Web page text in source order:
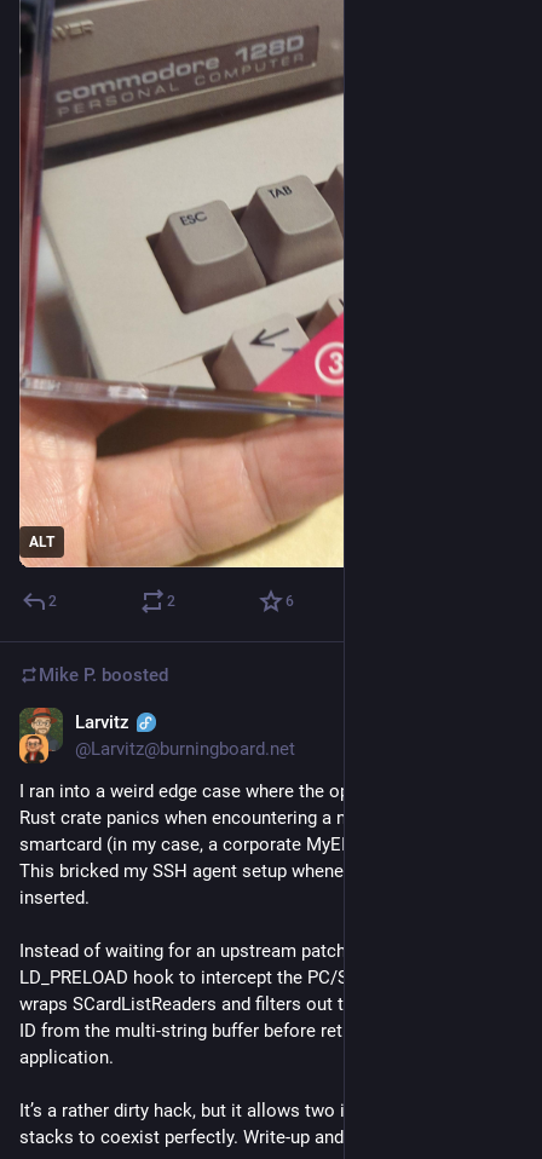
ALT
2 2 6
Mike P. boosted
Larvitz
@Larvitz@burningboard.net
I ran into a weird edge case where the openpgp-card-ssh-agent
Rust crate panics when encountering a non-OpenPGP
smartcard (in my case, a corporate MyEID card for Kerberos).
This bricked my SSH agent setup whenever both cards were
inserted.
Instead of waiting for an upstream patch, I wrote a quick
LD_PRELOAD hook to intercept the PC/SC API (winscard.h). It
wraps SCardListReaders and filters out the problematic reader
ID from the multi-string buffer before returning it to the
application.
It’s a rather dirty hack, but it allows two incompatible security
stacks to coexist perfectly. Write-up and C code here: